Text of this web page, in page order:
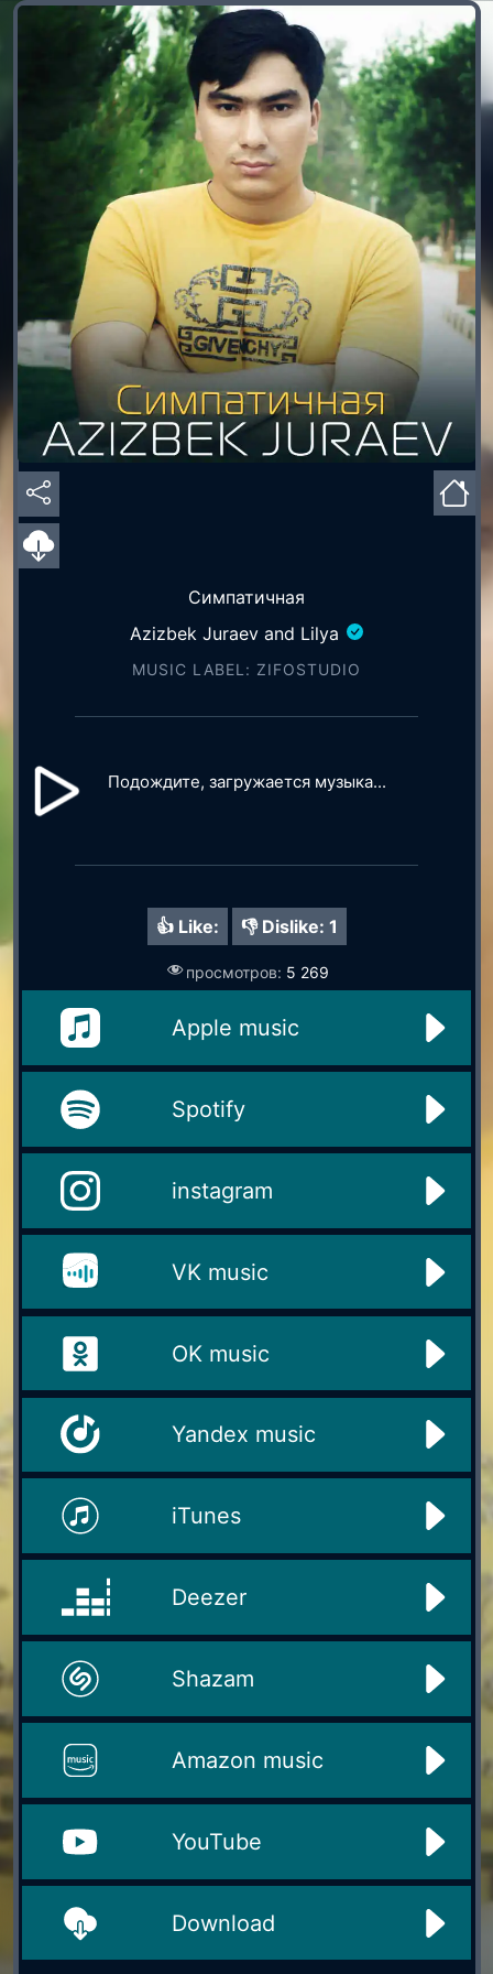
Симпатичная
Azizbek Juraev and Lilya
MUSIC LABEL: ZIFOSTUDIO
Подождите, загружается музыка...
👍 Like: 👎 Dislike: 1
просмотров: 5 269
Apple music
Spotify
instagram
VK music
OK music
Yandex music
iTunes
Deezer
Shazam
Amazon music
YouTube
Download